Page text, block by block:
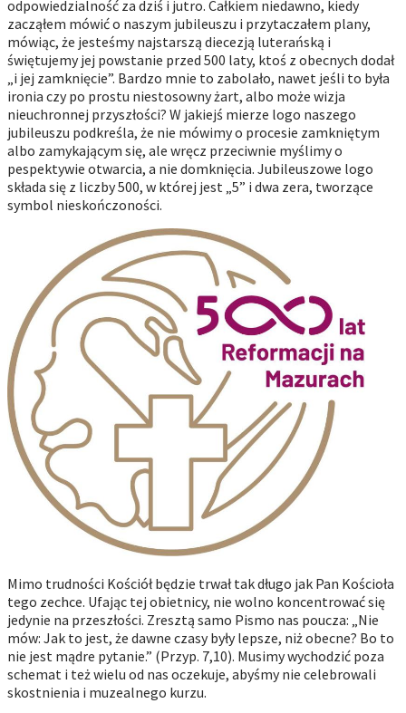
odpowiedzialność za dziś i jutro. Całkiem niedawno, kiedy
zacząłem mówić o naszym jubileuszu i przytaczałem plany,
mówiąc, że jesteśmy najstarszą diecezją luterańską i
świętujemy jej powstanie przed 500 laty, ktoś z obecnych dodał
„i jej zamknięcie”. Bardzo mnie to zabolało, nawet jeśli to była
ironia czy po prostu niestosowny żart, albo może wizja
nieuchronnej przyszłości? W jakiejś mierze logo naszego
jubileuszu podkreśla, że nie mówimy o procesie zamkniętym
albo zamykającym się, ale wręcz przeciwnie myślimy o
pespektywie otwarcia, a nie domknięcia. Jubileuszowe logo
składa się z liczby 500, w której jest „5” i dwa zera, tworzące
symbol nieskończoności.
Mimo trudności Kościół będzie trwał tak długo jak Pan Kościoła
tego zechce. Ufając tej obietnicy, nie wolno koncentrować się
jedynie na przeszłości. Zresztą samo Pismo nas poucza: „Nie
mów: Jak to jest, że dawne czasy były lepsze, niż obecne? Bo to
nie jest mądre pytanie.” (Przyp. 7,10). Musimy wychodzić poza
schemat i też wielu od nas oczekuje, abyśmy nie celebrowali
skostnienia i muzealnego kurzu.